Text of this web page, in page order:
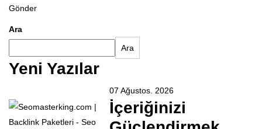
Gönder
Ara
Ara
Yeni Yazılar
07 Ağustos. 2026
İçeriğinizi